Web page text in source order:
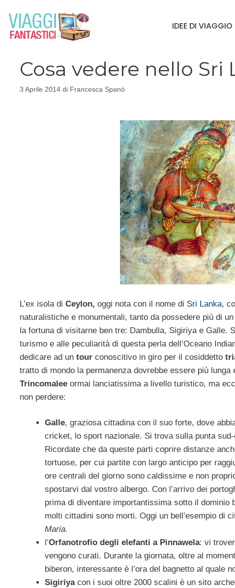
contenuto
IDEE DI VIAGGIO
Cosa vedere nello Sri
3 Aprile 2014 di Francesca Spanò
L’ex isola di Ceylon, oggi nota con il nome di Sri Lanka,
naturalistiche e monumentali, tanto da possedere più di
la fortuna di visitarne ben tre: Dambulla, Sigiriya e Galle.
turismo e alle peculiarità di questa perla dell’Oceano
dedicare ad un tour conoscitivo in giro per il cosiddetto
tratto di mondo la permanenza dovrebbe essere più
Trincomalee ormai lanciatissima a livello turistico, ma
non perdere:
Galle, graziosa cittadina con il suo forte, dove
cricket, lo sport nazionale. Si trova sulla punta
Ricordate che da queste parti coprire distanze
tortuose, per cui partite con largo anticipo per
ore centrali del giorno sono caldissime e non
spostarvi dal vostro albergo. Con l’arrivo dei
prima di diventare importantissima sotto il dominio
molti cittadini sono morti. Oggi un bell’esempio di
Maria.
l’Orfanotrofio degli elefanti a Pinnawela: vi
vengono curati. Durante la giornata, oltre al
biberon, interessante è l’ora del bagnetto al quale
Sigiriyacon i suoi oltre 2000 scalini è un sito